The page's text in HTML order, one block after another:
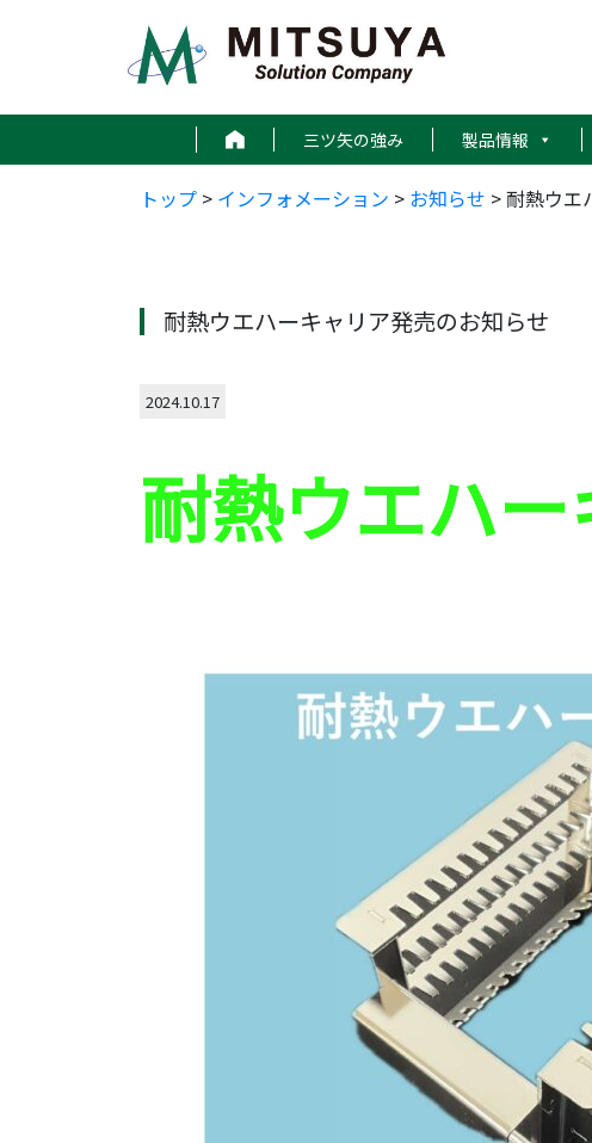
三ツ矢の強み 製品情報
トップ > インフォメーション > お知らせ >耐熱ウエ
耐熱ウエハーキャリア発売のお知らせ
2024.10.17
耐熱ウエハ